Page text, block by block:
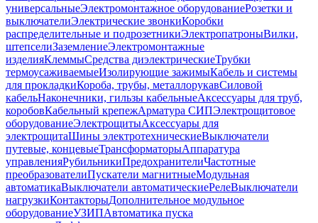
универсальныеЭлектромонтажное оборудованиеРозетки и
выключателиЭлектрические звонкиКоробки
распределительные и подрозетникиЭлектропатроныВилки,
штепселиЗаземлениеЭлектромонтажные
изделияКлеммыСредства диэлектрическиеТрубки
термоусаживаемыеИзолирующие зажимыКабель и системы
для прокладкиКороба, трубы, металлорукавСиловой
кабельНаконечники, гильзы кабельныеАксессуары для труб,
коробовКабельный крепежАрматура СИПЭлектрощитовое
оборудованиеЭлектрощитыАксессуары для
электрощитаШины электротехническиеВыключатели
путевые, концевыеТрансформаторыАппаратура
управленияРубильникиПредохранителиЧастотные
преобразователиПускатели магнитныеМодульная
автоматикаВыключатели автоматическиеРелеВыключатели
нагрузкиКонтакторыДополнительное модульное
оборудованиеУЗИПАвтоматика пуска